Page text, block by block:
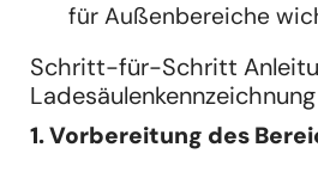
für Außenbereiche
Schritt-für-Schritt
1. Vorbereitung des